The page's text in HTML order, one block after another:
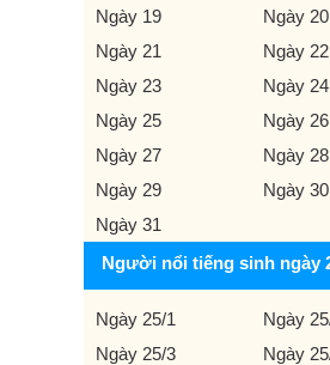
Ngày 19
Ngày 20
Ngày 21
Ngày 22
Ngày 23
Ngày 24
Ngày 25
Ngày 26
Ngày 27
Ngày 28
Ngày 29
Ngày 30
Ngày 31
Người nổi tiếng sinh ngày
Ngày 25/1
Ngày
Ngày 25/3
Ngày